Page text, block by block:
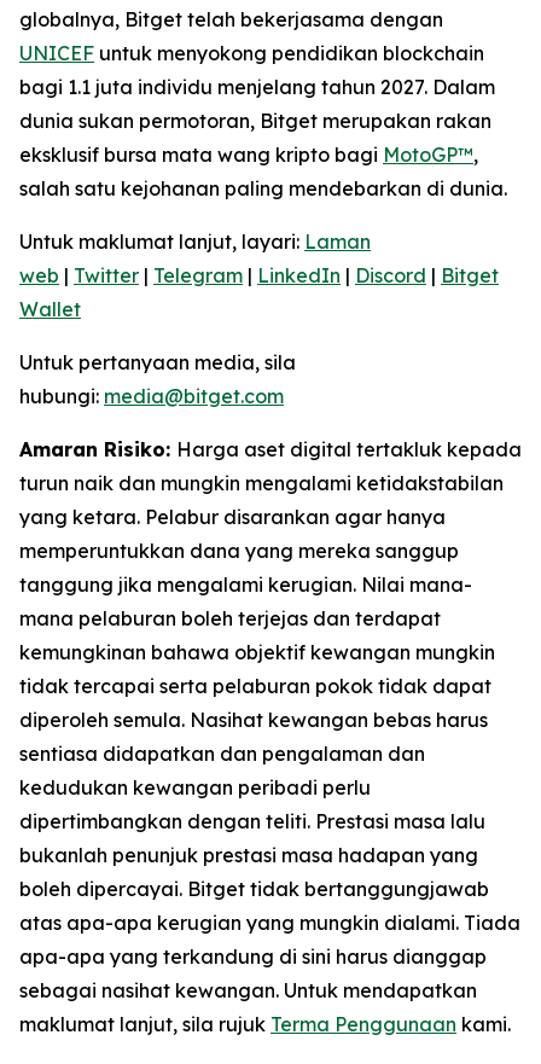
globalnya, Bitget telah bekerjasama dengan
UNICEF untuk menyokong pendidikan blockchain
bagi 1.1 juta individu menjelang tahun 2027. Dalam
dunia sukan permotoran, Bitget merupakan rakan
eksklusif bursa mata wang kripto bagi MotoGP™,
salah satu kejohanan paling mendebarkan di dunia.
Untuk maklumat lanjut, layari: Laman
web | Twitter | Telegram | LinkedIn | Discord | Bitget
Wallet
Untuk pertanyaan media, sila
hubungi: media@bitget.com
Amaran Risiko: Harga aset digital tertakluk kepada
turun naik dan mungkin mengalami ketidakstabilan
yang ketara. Pelabur disarankan agar hanya
memperuntukkan dana yang mereka sanggup
tanggung jika mengalami kerugian. Nilai mana-
mana pelaburan boleh terjejas dan terdapat
kemungkinan bahawa objektif kewangan mungkin
tidak tercapai serta pelaburan pokok tidak dapat
diperoleh semula. Nasihat kewangan bebas harus
sentiasa didapatkan dan pengalaman dan
kedudukan kewangan peribadi perlu
dipertimbangkan dengan teliti. Prestasi masa lalu
bukanlah penunjuk prestasi masa hadapan yang
boleh dipercayai. Bitget tidak bertanggungjawab
atas apa-apa kerugian yang mungkin dialami. Tiada
apa-apa yang terkandung di sini harus dianggap
sebagai nasihat kewangan. Untuk mendapatkan
maklumat lanjut, sila rujuk Terma Penggunaan kami.